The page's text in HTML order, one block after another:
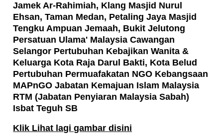
Jamek Ar-Rahimiah, Klang Masjid Nurul
Ehsan, Taman Medan, Petaling Jaya Masjid
Tengku Ampuan Jemaah, Bukit Jelutong
Persatuan Ulama' Malaysia Cawangan
Selangor Pertubuhan Kebajikan Wanita &
Keluarga Kota Raja Darul Bakti, Kota Belud
Pertubuhan Permuafakatan NGO Kebangsaan
MAPnGO Jabatan Kemajuan Islam Malaysia
RTM (Jabatan Penyiaran Malaysia Sabah)
Isbat Teguh SB
Klik Lihat lagi gambar disini